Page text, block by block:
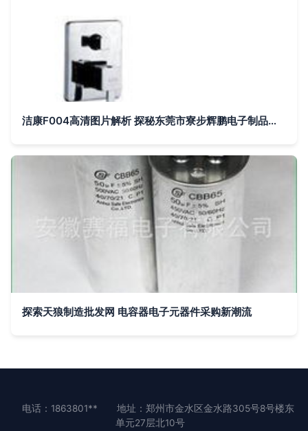
洁康F004高清图片解析 探秘东莞市寮步辉鹏电子制品厂的精密工艺
探索天狼制造批发网 电容器电子元器件采购新潮流
电话：1863801**
地址：郑州市金水区金水路305号8号楼东
单元27层北10号